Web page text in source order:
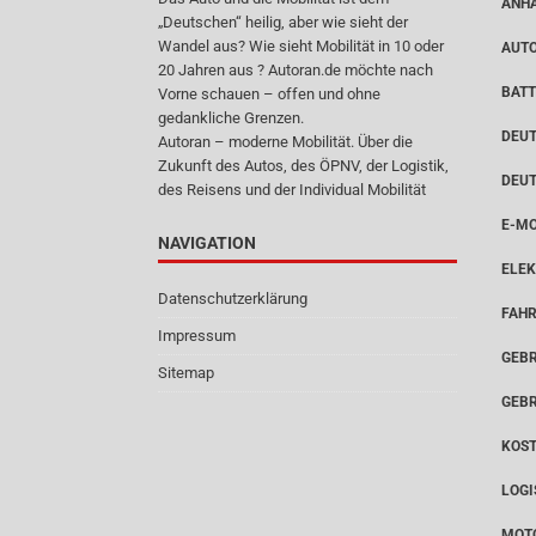
„Deutschen“ heilig, aber wie sieht der
Wandel aus? Wie sieht Mobilität in 10 oder
20 Jahren aus ? Autoran.de möchte nach
Vorne schauen – offen und ohne
gedankliche Grenzen.
Autoran – moderne Mobilität. Über die
Zukunft des Autos, des ÖPNV, der Logistik,
des Reisens und der Individual Mobilität
NAVIGATION
Datenschutzerklärung
Impressum
Sitemap
E-